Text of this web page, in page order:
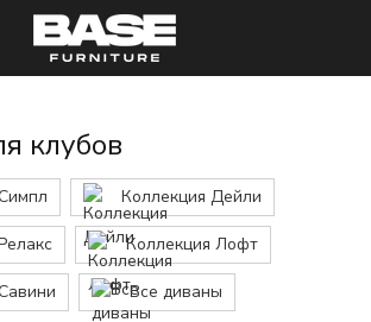
клубов
Коллекция Дейли
Коллекция Лофт
Все диваны